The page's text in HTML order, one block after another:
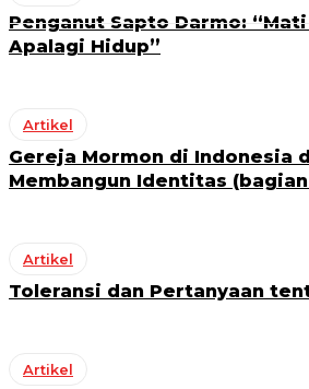
Penganut Sapto Darmo:
Apalagi Hidup”
Artikel
Gereja Mormon di Indonesia
Membangun Identitas (bagian
Artikel
Toleransi dan Pertanyaan
Artikel